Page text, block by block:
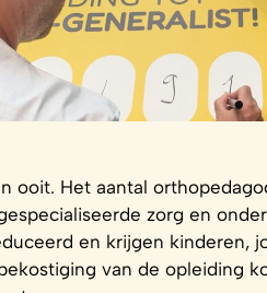
ooit. Het aantal
zorg en
en krijgen kinderen,
van de opleiding